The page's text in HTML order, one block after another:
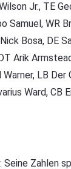
Jr., TE
Samuel, WR
Bosa, DE
Arik
LB Der
Ward, CB
Seine Zahlen